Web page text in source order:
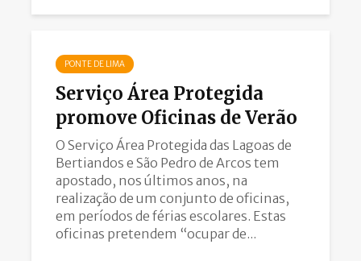
PONTE DE LIMA
Serviço Área Protegida
promove Oficinas de Verão
O Serviço Área Protegida das Lagoas de
Bertiandos e São Pedro de Arcos tem
apostado, nos últimos anos, na
realização de um conjunto de oficinas,
em períodos de férias escolares. Estas
oficinas pretendem “ocupar de...